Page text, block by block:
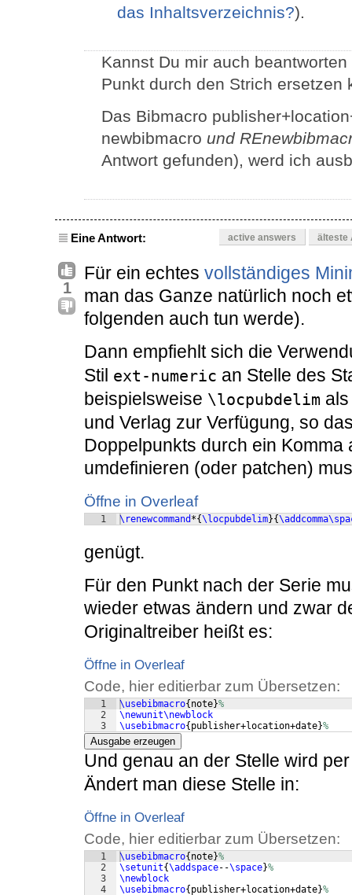
das Inhaltsverzeichnis?).
Kannst Du mir auch
Punkt durch den Strich ersetzen
Das Bibmacro
newbibmacro und
Antwort gefunden), werd ich
Eine Antwort: active answers älteste
1
Für ein echtes vollständiges
man das Ganze natürlich noch
folgenden auch tun werde).
Dann empfiehlt sich die
Stil ext-numeric an Stelle des
beispielsweise \locpubdelim
und Verlag zur Verfügung, so
Doppelpunkts durch ein Komma
umdefinieren (oder patchen)
Öffne in Overleaf
1 \renewcommand *{\locpubdelim}{
genügt.
Für den Punkt nach der Serie
wieder etwas ändern und zwar
Originaltreiber heißt es:
Öffne in Overleaf
Code, hier editierbar zum Übersetzen:
1
2
3
\usebibmacro{ note}%
\newunit\newblock
\usebibmacro{ publisher+location+date}%
Ausgabe erzeugen
Und genau an der Stelle wird
Ändert man diese Stelle in:
Öffne in Overleaf
Code, hier editierbar zum Übersetzen:
1
2
3
4
\usebibmacro{ note}%
\setunit{\addspace--\space}%
\newblock
\usebibmacro{ publisher+location+date}%